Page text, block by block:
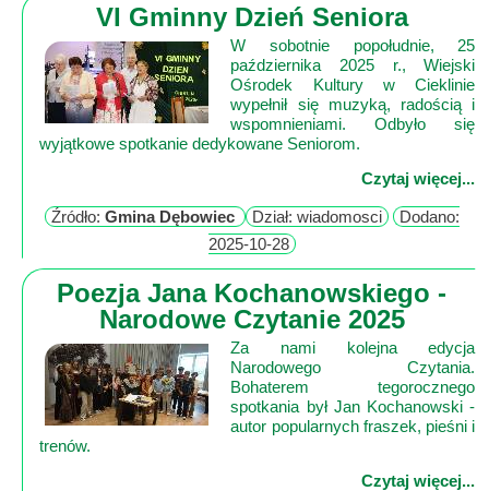
filmami
Mapa
drona
Przepisy
Dodaj
przepis
Forum
Świat
Wioska
Ogłoszenia
VI Gminny Dzień Seniora
W sobotnie popołudnie, 25
października 2025 r., Wiejski
Ośrodek Kultury w Cieklinie
wypełnił się muzyką, radością i
wspomnieniami. Odbyło się
wyjątkowe spotkanie dedykowane Seniorom.
Czytaj więcej...
Źródło: Gmina Dębowiec Dział: wiadomosci
Dodano:
2025-10-28
Poezja Jana Kochanowskiego -
Narodowe Czytanie 2025
Za nami kolejna edycja
Narodowego Czytania.
Bohaterem tegorocznego
spotkania był Jan Kochanowski -
autor popularnych fraszek, pieśni i
trenów.
Czytaj więcej...